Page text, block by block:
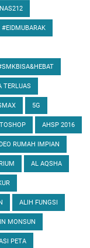
#EIDMUBARAK
TERLUAS
5G
AHSP 2016
RUMAH IMPIAN
AL AQSHA
ALIH FUNGSI
MONSUN
PETA